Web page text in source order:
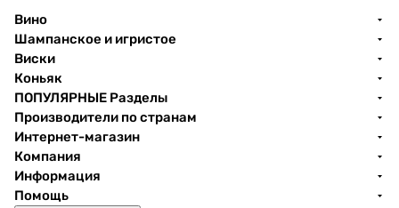
Вино
Шампанское и игристое
Виски
Коньяк
ПОПУЛЯРНЫЕ Разделы
Производители по странам
Интернет-магазин
Компания
Информация
Помощь